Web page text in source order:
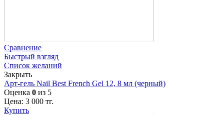
Сравнение
Быстрый взгляд
Список желаний
Закрыть
Арт-гель Nail Best French Gel 12, 8 мл (черный)
Оценка 0 из 5
Цена: 3 000 тг.
Купить